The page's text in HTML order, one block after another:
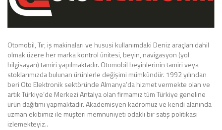
Otomobil, Tır, iş makinaları ve hususi kullanımdaki Deniz araçları dahil
olmak üzere her marka kontrol ünitesi, beyin, navigasyon (yol
bilgisayarı) tamiri yapılmaktadır. Otomobil beyinlerinin tamiri veya
stoklarımızda bulunan ürünlerle değişimi mümkündür. 1992 yılından
beri Oto Elektronik sektöründe Almanya’da hizmet vermekte olan ve
artık Türkiye’de Merkezi Antalya olan firmamız tüm Türkiye geneline
ürün dağıtımı yapmaktadır. Akademisyen kadromuz ve kendi alanında
uzman ekibimiz ile müşteri memnuniyeti odaklı bir satış politikası
izlemekteyiz..